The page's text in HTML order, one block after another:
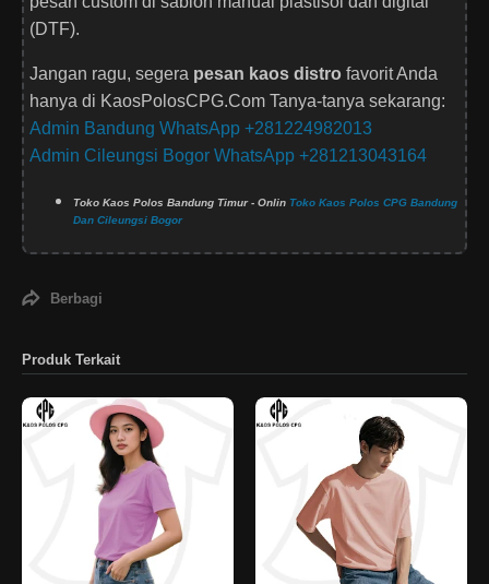
(DTF).
Jangan ragu, segera pesan kaos distro favorit Anda
hanya di KaosPolosCPG.Com Tanya-tanya sekarang:
Admin Bandung WhatsApp +281224982013
Admin Cileungsi Bogor WhatsApp +281213043164
Toko Kaos Polos Bandung Timur - Onlin Toko Kaos Polos CPG Bandung
Dan Cileungsi Bogor
Berbagi
Produk Terkait